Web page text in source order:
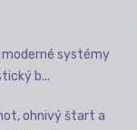
moderné systémy
b...
ohnivý štart a